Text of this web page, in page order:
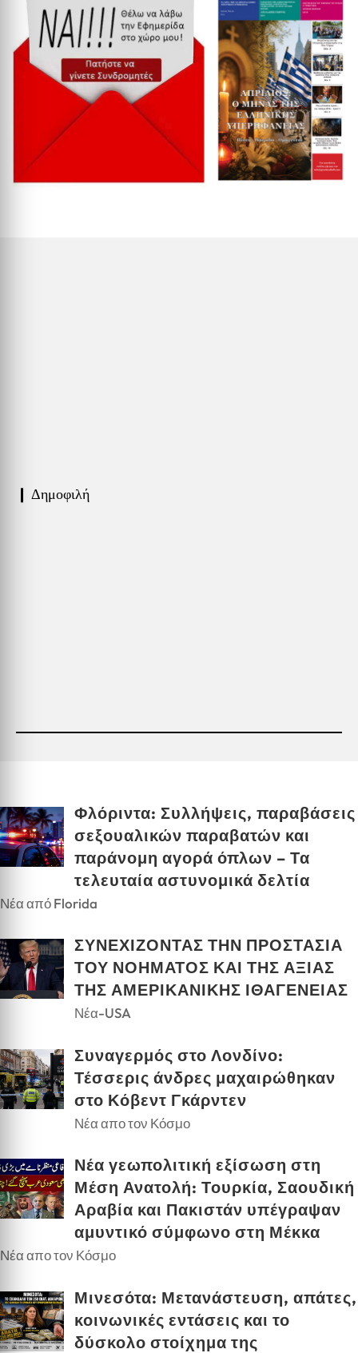
❙ Δημοφιλή
Φλόριντα: Συλλήψεις, παραβάσεις
σεξουαλικών παραβατών και
παράνομη αγορά όπλων – Τα
τελευταία αστυνομικά δελτία
Νέα από Florida
ΣΥΝΕΧΙΖΟΝΤΑΣ ΤΗΝ ΠΡΟΣΤΑΣΙΑ
ΤΟΥ ΝΟΗΜΑΤΟΣ ΚΑΙ ΤΗΣ ΑΞΙΑΣ
ΤΗΣ ΑΜΕΡΙΚΑΝΙΚΗΣ ΙΘΑΓΕΝΕΙΑΣ
Νέα-USA
Συναγερμός στο Λονδίνο:
Τέσσερις άνδρες μαχαιρώθηκαν
στο Κόβεντ Γκάρντεν
Νέα απο τον Κόσμο
Νέα γεωπολιτική εξίσωση στη
Μέση Ανατολή: Τουρκία, Σαουδική
Αραβία και Πακιστάν υπέγραψαν
αμυντικό σύμφωνο στη Μέκκα
Νέα απο τον Κόσμο
Μινεσότα: Μετανάστευση, απάτες,
κοινωνικές εντάσεις και το
δύσκολο στοίχημα της